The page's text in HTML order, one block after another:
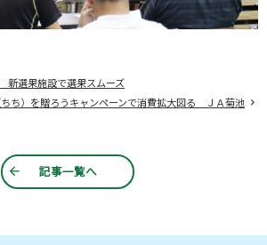
新選果施設で選果スムーズ
ち）を贈ろうキャンペーンで消費拡大図る ＪＡ菊池
記事一覧へ